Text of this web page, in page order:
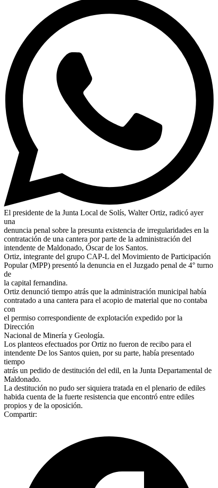
El presidente de la Junta Local de Solís, Walter Ortiz, radicó ayer
una
denuncia penal sobre la presunta existencia de irregularidades en la
contratación de una cantera por parte de la administración del
intendente de Maldonado, Óscar de los Santos.
Ortiz, integrante del grupo CAP-L del Movimiento de Participación
Popular (MPP) presentó la denuncia en el Juzgado penal de 4° turno
de
la capital fernandina.
Ortiz denunció tiempo atrás que la administración municipal había
contratado a una cantera para el acopio de material que no contaba
con
el permiso correspondiente de explotación expedido por la
Dirección
Nacional de Minería y Geología.
Los planteos efectuados por Ortiz no fueron de recibo para el
intendente De los Santos quien, por su parte, había presentado
tiempo
atrás un pedido de destitución del edil, en la Junta Departamental de
Maldonado.
La destitución no pudo ser siquiera tratada en el plenario de ediles
habida cuenta de la fuerte resistencia que encontró entre ediles
propios y de la oposición.
Compartir: